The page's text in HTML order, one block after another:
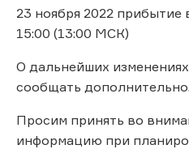
23 ноября 2022 прибытие
15:00 (13:00 МСК)
О дальнейших
сообщать дополнительно.
Просим принять во
информацию при